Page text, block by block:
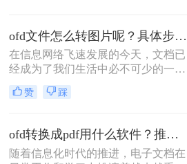
费在线的PDF转Word工具，让您轻松
解决此类问题。
ofd文件怎么转图片呢？具体步骤是什么？
在信息网络飞速发展的今天，文档已
经成为了我们生活中必不可少的一部
分。发展到今天，我们为了最大程度
的利用各种文档格式的优势，一般会
转图片，但是ofd文件怎么转图片呢？
下面让小编为大家解开疑惑吧。
赞 踩
ofd转换成pdf用什么软件？推荐使用这三个工具！
随着信息化时代的推进，电子文档在